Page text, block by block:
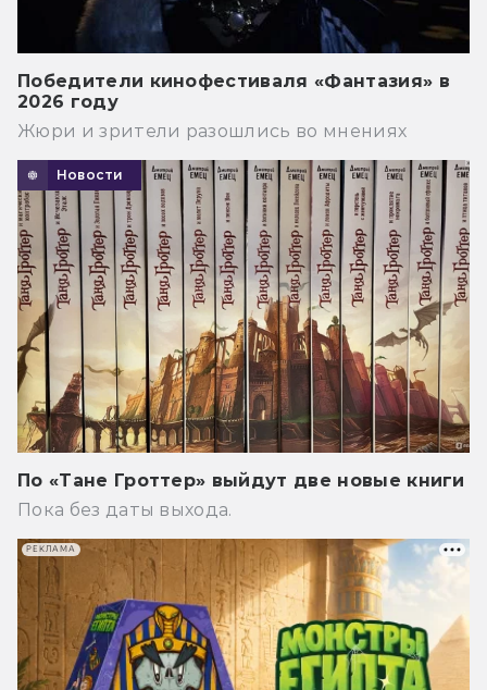
Победители кинофестиваля «Фантазия» в
2026 году
Жюри и зрители разошлись во мнениях
Новости
По «Тане Гроттер» выйдут две новые книги
Пока без даты выхода.
РЕКЛАМА